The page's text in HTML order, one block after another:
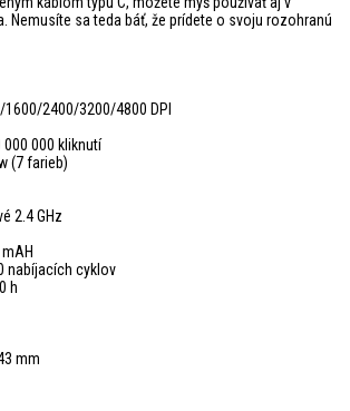
Nemusíte sa teda báť, že prídete o svoju rozohranú
2400/3200/4800 DPI
000 kliknutí
(7 farieb)
2.4 GHz
nabíjacích cyklov
h
mm